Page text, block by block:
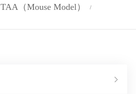
TAA（Mouse Model） /